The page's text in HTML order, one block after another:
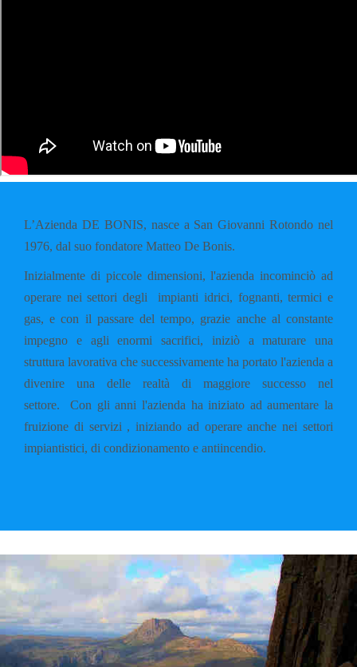
L’Azienda DE BONIS, nasce a San Giovanni Rotondo nel
1976, dal suo fondatore Matteo De Bonis.
Inizialmente di piccole dimensioni, l'azienda incominciò ad
operare nei settori degli impianti idrici, fognanti, termici e
gas, e con il passare del tempo, grazie anche al constante
impegno e agli enormi sacrifici, iniziò a maturare una
struttura lavorativa che successivamente ha portato l'azienda a
divenire una delle realtà di maggiore successo nel
settore.Con gli anni l'azienda ha iniziato ad aumentare la
fruizione di servizi , iniziando ad operare anche nei settori
impiantistici, di condizionamento e antiincendio.